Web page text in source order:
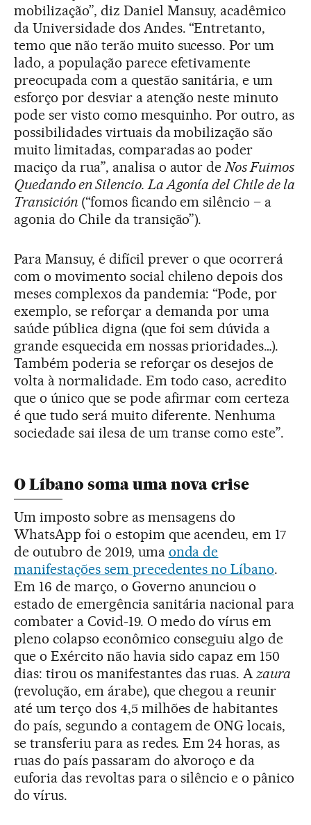
mobilização”, diz Daniel Mansuy, acadêmico
da Universidade dos Andes. “Entretanto,
temo que não terão muito sucesso. Por um
lado, a população parece efetivamente
preocupada com a questão sanitária, e um
esforço por desviar a atenção neste minuto
pode ser visto como mesquinho. Por outro, as
possibilidades virtuais da mobilização são
muito limitadas, comparadas ao poder
maciço da rua”, analisa o autor deNos Fuimos
Quedando en Silencio. La Agonía del Chile de la
Transición(“fomos ficando em silêncio – a
agonia do Chile da transição”).
Para Mansuy, é difícil prever o que ocorrerá
com o movimento social chileno depois dos
meses complexos da pandemia: “Pode, por
exemplo, se reforçar a demanda por uma
saúde pública digna (que foi sem dúvida a
grande esquecida em nossas prioridades…).
Também poderia se reforçar os desejos de
volta à normalidade. Em todo caso, acredito
que o único que se pode afirmar com certeza
é que tudo será muito diferente. Nenhuma
sociedade sai ilesa de um transe como este”.
O Líbano soma uma nova crise
Um imposto sobre as mensagens do
WhatsApp foi o estopim que acendeu, em 17
de outubro de 2019, uma onda de
manifestações sem precedentes no Líbano.
Em 16 de março, o Governo anunciou o
estado de emergência sanitária nacional para
combater a Covid-19. O medo do vírus em
pleno colapso econômico conseguiu algo de
que o Exército não havia sido capaz em 150
dias: tirou os manifestantes das ruas. Azaura
(revolução, em árabe), que chegou a reunir
até um terço dos 4,5 milhões de habitantes
do país, segundo a contagem de ONG locais,
se transferiu para as redes. Em 24 horas, as
ruas do país passaram do alvoroço e da
euforia das revoltas para o silêncio e o pânico
do vírus.